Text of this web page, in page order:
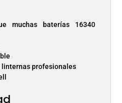
muchas baterías 16340
profesionales